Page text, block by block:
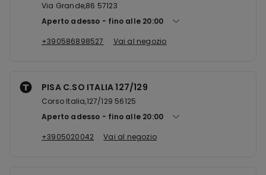
Via Grande,86 57123
Aperto adesso
fino alle 20:00
+390586898527
Vai al negozio
PISA C.SO ITALIA 127/129
Corso Italia,127/129 56125
Aperto adesso
fino alle 20:00
+3905020042
Vai al negozio